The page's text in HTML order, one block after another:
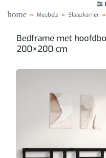
home » Meubels » Slaapkamer »
Bedframe met
200×200 cm